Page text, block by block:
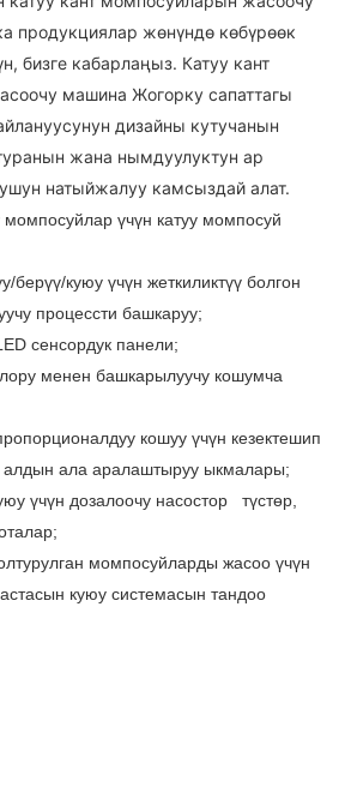
продукциялар жөнүндө көбүрөөк
бизге кабарлаңыз. Катуу кант
машина Жогорку сапаттагы
дизайны кутучанын
жана нымдуулуктун ар
натыйжалуу камсыздай алат.
момпосуйлар үчүн катуу момпосуй
берүү/куюу үчүн жеткиликтүү болгон
процессти башкаруу;
сенсордук панели;
менен башкарылуучу кошумча
кошуу үчүн кезектешип
алдын ала аралаштыруу ыкмалары;
үчүн дозалоочу насостор
түстөр,
момпосуйларды жасоо үчүн
куюу системасын тандоо